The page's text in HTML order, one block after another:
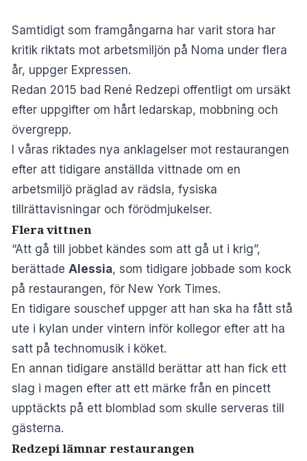
Samtidigt som framgångarna har varit stora har
kritik riktats mot arbetsmiljön på Noma under flera
år, uppger Expressen.
Redan 2015 bad René Redzepi offentligt om ursäkt
efter uppgifter om hårt ledarskap, mobbning och
övergrepp.
I våras riktades nya anklagelser mot restaurangen
efter att tidigare anställda vittnade om en
arbetsmiljö präglad av rädsla, fysiska
tillrättavisningar och förödmjukelser.
Flera vittnen
“Att gå till jobbet kändes som att gå ut i krig”,
berättade Alessia, som tidigare jobbade som kock
på restaurangen, för New York Times.
En tidigare souschef uppger att han ska ha fått stå
ute i kylan under vintern inför kollegor efter att ha
satt på technomusik i köket.
En annan tidigare anställd berättar att han fick ett
slag i magen efter att ett märke från en pincett
upptäckts på ett blomblad som skulle serveras till
gästerna.
Redzepi lämnar restaurangen